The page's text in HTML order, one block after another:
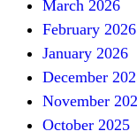
March 2026
February 2026
January 2026
December
November
October 2025